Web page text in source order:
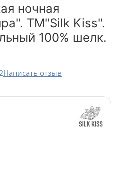
ночная
TM"Silk Kiss".
100% шелк.
Написать отзыв